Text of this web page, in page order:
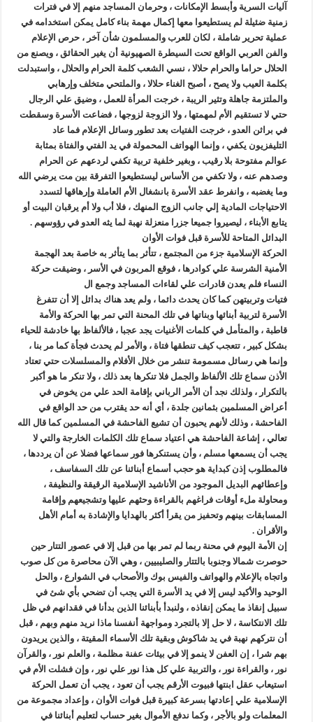
آليات السرية وأبسط الإمكانات ، وحرمان المساجد منهم إلا في فترات
زمنية ضئيلة لم يستطيعوا معها إكمال مهمة بناء كامل يمكن استخدامه في
عملية تحرير شاملة ، لكان للعرب والمسلمون شأن آخر ، حرص الإعلام
والفن العربي الواقع تحت السيطرة الصهيونية أن يغير الحقائق ، ويصنع من
الحلال حراما والحرام حلالا ، نسي الشعب كلمة الحرام والحلال ، واستبدلت
بكلمة العيب ولا يصح ، أصبح الغناء حلالا ، والملتحي متخلف وإرهابي
والملتزمة جاهلة وتثير الريبة ، خرجت المرأة للعمل ، وضيق علي الرجال
حتي لا تستقيم الأم لمهمتها ، ولا الزوجة لزوجها ، فضاعت الأسرة وسقطت
في براثن العدو ، خرجت الفتيات بعد تطور وسائل الإعلام فما عاد
التليفزيون يكفي ، وإنما الهواتف المحمولة في يد الفتي والفتاة بمثابة
عوالم مفتوحة بلا رقيب ، وبغير خلفية تربية تكفي لردعهم عن الحرام
وصدهم عنه ، ولا تكفي من الأساس ليستطيعوا التفرقة بين مت يرضي الله
وما يغضبه ، وانفرط عقد الأسرة بانشغال الأم العاملة وإرهاقها لتسدد
الاحتياجات المادية إلي جانب الزوج المنهك ، فلا أب ولا أم يرقبان البيت أو
يتابع الأبناء ، ليصيروا جميعا جزرا منعزلة نهبة لما يثه العدو في رؤوسهم .
البدائل المتاحة للأسرة قبل فوات الأوان
الحركة الإسلامية جزء من المجتمع ، تتأثر بما يتأثر به خاصة بعد الهجمة
الأمنية الشرسة علي كوادرها ، فوقع المربون في الأسر ، وضيقت حركة
النساء فلم يعدن قادرات علي لقاءات المساجد وجمع ال
فتيات وتربيتهن كما كان يحدث دائما ، ولم يعد هناك بدائل إلا أن تتفرغ
الأسرة لتربية أبنائها وبناتها في تلك المحنة التي تمر بها الحركة والأمة
قاطبة ، والمتأمل في كلمات الأغنيات يجد عجبا ، فالألفاظ بها خادشة للحياء
بشكل كبير ، تتعجب كيف تنطقها فتاة ، والأمر لم يحدث فجأة كما مر بنا ،
وإنما هي رسائل مسمومة تنشر من خلال الأفلام والمسلسلات حتي تعتاد
الأذن سماع تلك الألفاظ والجمل فلا تنكرها بعد ذلك ، ولا تنكر ما هو أكبر
بالتكرار ، ولذلك نجد أن الأمر الرباني بإقامة الحد علي من يخوض في
أعراض المسلمين بثمانين جلدة ، أي أنه حد يقترب من حد الواقع في
الفاحشة ، وذلك لأنهم يحبون أن تشيع الفاحشة في المسلمين كما قال الله
تعالي ، إشاعة الفاحشة هي اعتياد سماع تلك الكلمات الخارجة والتي لا
يجب أن يسمعها مسلم ، وأن يستنكرها فور سماعها فضلا عن أن يرددها ،
فالمطلوب إذن كبداية هو حجب أسماع أبنائنا عن تلك السفاسف ،
وإعطائهم البديل الموجود من الأناشيد الإسلامية الرقيقة والنظيفة ،
ومحاولة ملء أوقات فراغهم بالقراءة وحثهم عليها وتشجيعهم وإقامة
المسابقات بينهم وتحفيز من يقرأ أكثر بالهدايا والإشادة به أمام الأهل
والأقران .
إن الأمة اليوم في محنة ربما لم تمر بها من قبل إلا في عصور التتار حين
حوصرت شمالا وجنوبا بالتتار والصليبيين ، وهي الآن محاصرة من كل صوب
واتجاه بالإعلام والهواتف والفيس بوك والأصحاب في الشوارع ، والحل
الوحيد والأكيد ليس إلا في يد الأسرة التي يجب أن تضحي بأي شئ في
سبيل إنقاذ ما يمكن إنقاذه ، ولنبدأ بأبنائنا الذين بدأنا في فقدانهم في ظل
تلك الانتكاسة ، لا حل إلا بالتجرد ومواجهة أنفسنا ماذا نريد منهم وبهم ، قبل
أن نتركهم نهبة في يد شاكوش وبقية تلك الأسماء المقيتة ، والذين يريدون
بهم شرا ، إن العفن لا ينمو إلا في بيئات عفنة مظلمة ، والعلم نور ، والقرآن
نور ، والقراءة نور ، والتربية علي كل هذا نور علي نور ، وإن فشلت الأم في
استيعاب عقل ابنتها فبيوت الأرقم يجب أن تعود ، يجب أن تعمل الحركة
الإسلامية علي إعادتها بسرعة كبيرة قبل فوات الأوان ، وإعداد مجموعة من
المعلمات ولو بالأجر ، وكما ندفع الأموال بغير حساب لتعليم أبنائنا في